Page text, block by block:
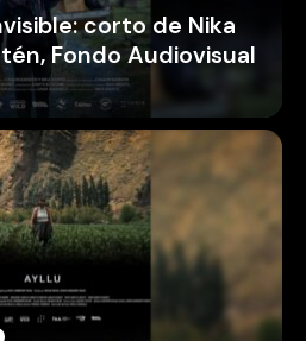
corto de Nika
Fondo Audiovisual